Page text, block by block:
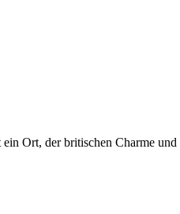
Ort, der britischen Charme